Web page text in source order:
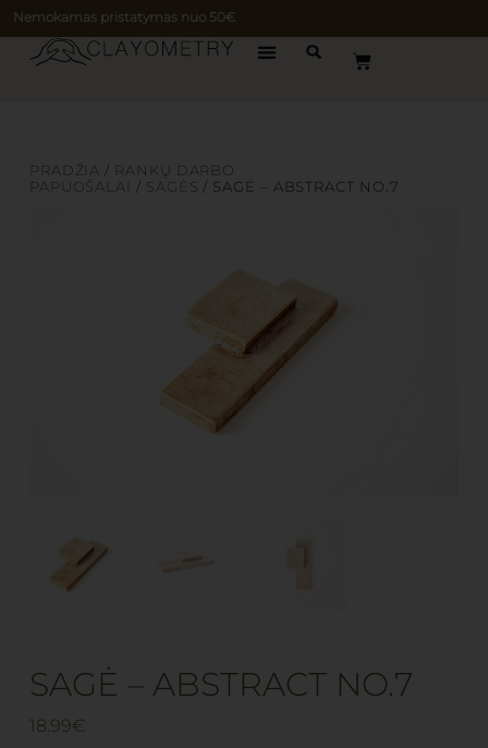
Nemokamas pristatymas nuo 50€
PRADŽIA / RANKŲ DARBO
PAPUOŠALAI
/ SAGĖS / SAGĖ – ABSTRACT NO.7
SAGĖ – ABSTRACT NO.7
18.99€